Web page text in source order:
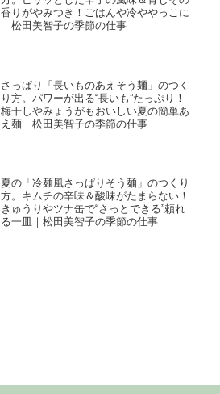
香りがやみつき！ごはんや冷ややっこに
｜松田美智子の季節の仕事
さっぱり「長いものあえそう麺」のつく
り方。パワーが出る“長いも”たっぷり！
梅干しやみょうがもおいしい夏の簡単あ
え麺｜松田美智子の季節の仕事
夏の「冷麺風さっぱりそう麺」のつくり
方。キムチの辛味＆酸味がたまらない！
きゅうりやツナ缶で“さっとできる”頼れ
る一皿｜松田美智子の季節の仕事